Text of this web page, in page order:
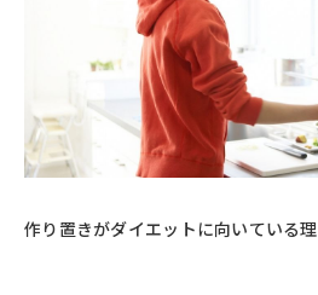
作り置きがダイエットに向いている